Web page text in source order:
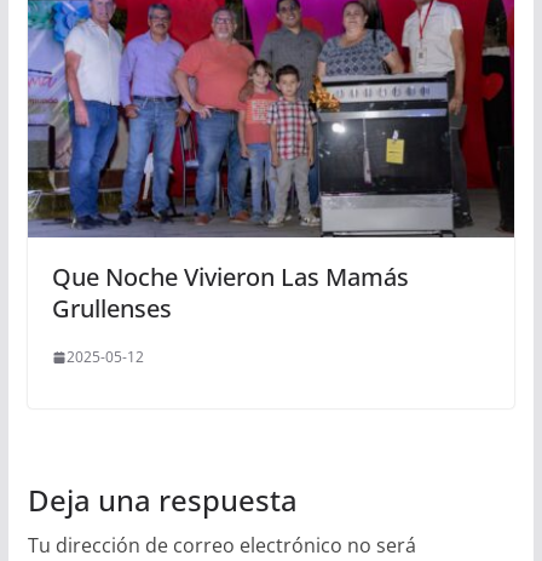
Que Noche Vivieron Las Mamás
Grullenses
2025-05-12
Deja una respuesta
Tu dirección de correo electrónico no será